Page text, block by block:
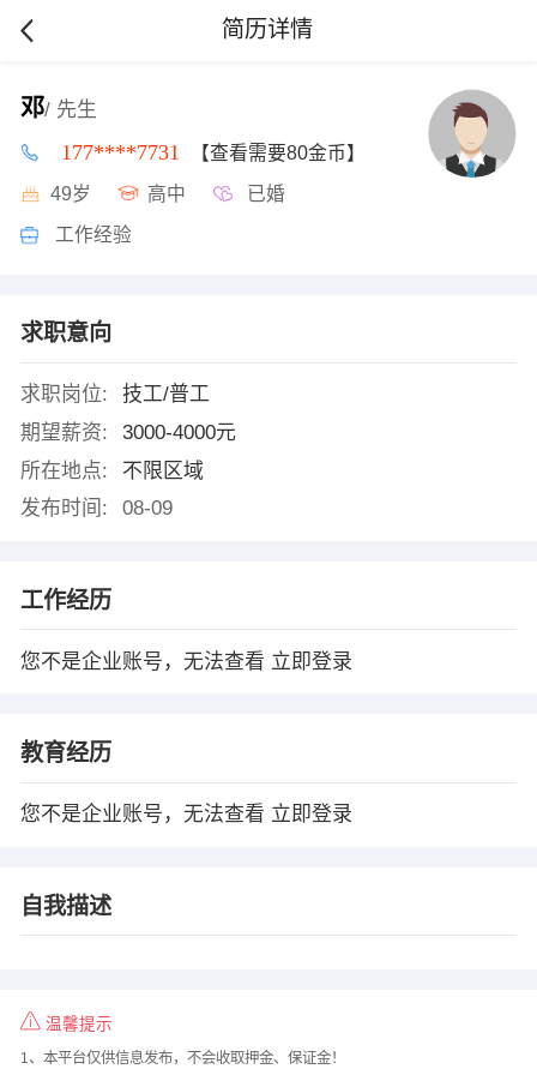
简历详情
邓/ 先生
177****7731 【查看需要80金币】
49岁 高中 已婚
工作经验
求职意向
求职岗位:
技工/普工
期望薪资:
3000-4000元
所在地点:
不限区域
发布时间:
08-09
工作经历
您不是企业账号，无法查看 立即登录
教育经历
您不是企业账号，无法查看 立即登录
自我描述
温馨提示
1、本平台仅供信息发布，不会收取押金、保证金！